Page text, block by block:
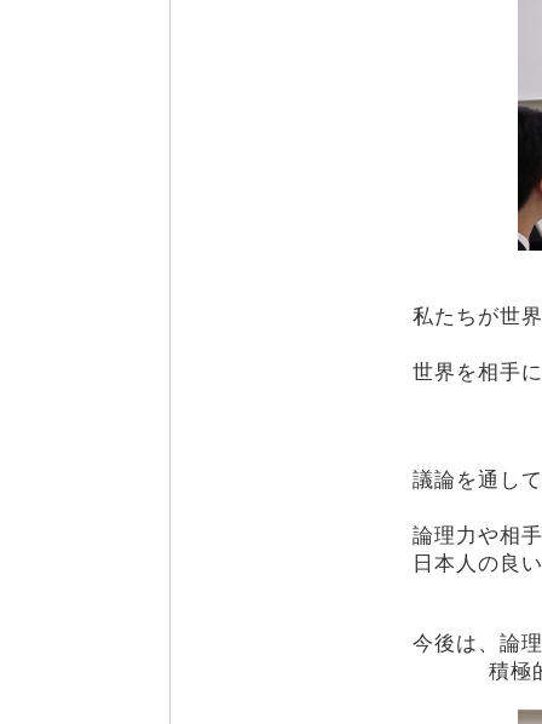
私たちが世
世界を相手
議論を通し
論理力や相
日本人の良
今後は、論
積極